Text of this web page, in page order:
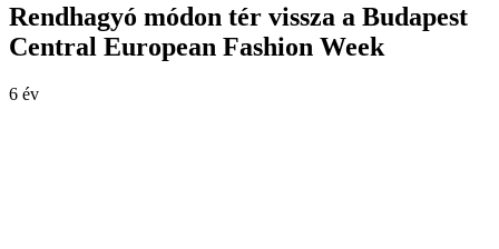
Rendhagyó módon tér vissza a Budapest
Central European Fashion Week
6 év